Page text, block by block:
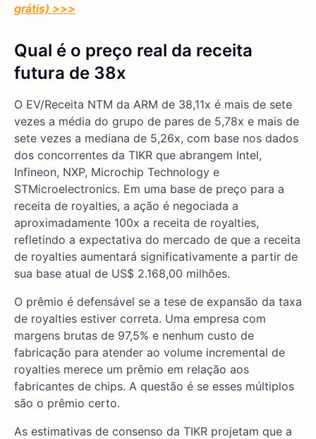
grátis) >>>
Qual é o preço real da receita
futura de 38x
O EV/Receita NTM da ARM de 38,11x é mais de sete
vezes a média do grupo de pares de 5,78x e mais de
sete vezes a mediana de 5,26x, com base nos dados
dos concorrentes da TIKR que abrangem Intel,
Infineon, NXP, Microchip Technology e
STMicroelectronics. Em uma base de preço para a
receita de royalties, a ação é negociada a
aproximadamente 100x a receita de royalties,
refletindo a expectativa do mercado de que a receita
de royalties aumentará significativamente a partir de
sua base atual de US$ 2.168,00 milhões.
O prêmio é defensável se a tese de expansão da taxa
de royalties estiver correta. Uma empresa com
margens brutas de 97,5% e nenhum custo de
fabricação para atender ao volume incremental de
royalties merece um prêmio em relação aos
fabricantes de chips. A questão é se esses múltiplos
são o prêmio certo.
As estimativas de consenso da TIKR projetam que a